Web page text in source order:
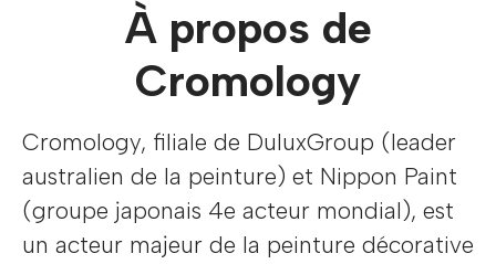
À propos de
Cromology
Cromology, filiale de DuluxGroup (leader
australien de la peinture) et Nippon Paint
(groupe japonais 4e acteur mondial), est
un acteur majeur de la peinture décorative